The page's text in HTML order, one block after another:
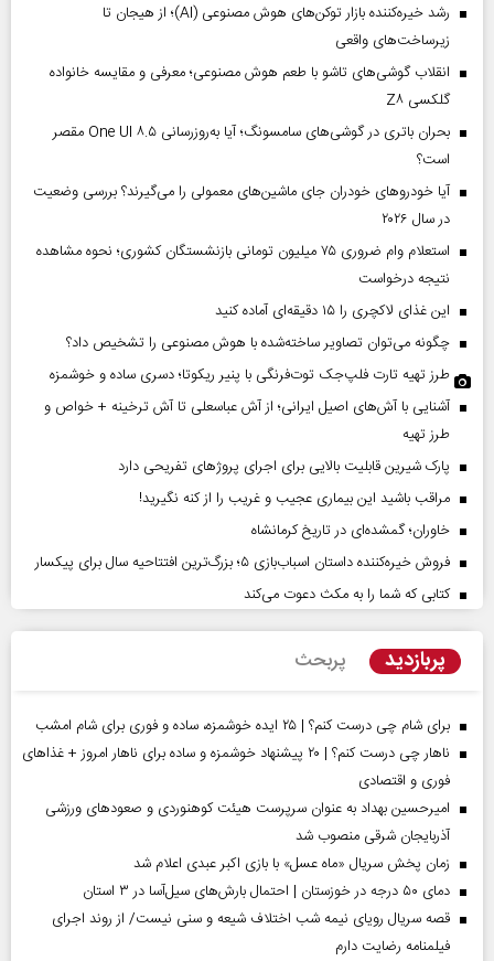
رشد خیره‌کننده بازار توکن‌های هوش مصنوعی (AI)؛ از هیجان تا
زیرساخت‌های واقعی
انقلاب گوشی‌های تاشو‌ با طعم هوش مصنوعی؛ معرفی و مقایسه خانواده
گلکسی Z۸
بحران باتری در گوشی‌های سامسونگ؛ آیا به‌روزرسانی One UI ۸.۵ مقصر
است؟
آیا خودروهای خودران جای ماشین‌های معمولی را می‌گیرند؟ بررسی وضعیت
در سال ۲۰۲۶
استعلام وام ضروری ۷۵ میلیون تومانی بازنشستگان کشوری؛ نحوه مشاهده
نتیجه درخواست
این غذای لاکچری را ۱۵ دقیقه‌ای آماده کنید
چگونه می‌توان تصاویر ساخته‌شده با هوش مصنوعی را تشخیص داد؟
طرز تهیه تارت فلپ‌جک توت‌فرنگی با پنیر ریکوتا؛ دسری ساده و خوشمزه
آشنایی با آش‌های اصیل ایرانی؛ از آش عباسعلی تا آش ترخینه + خواص و
طرز تهیه
پارک شیرین قابلیت‌ بالایی برای اجرای پروژهای تفریحی دارد
مراقب باشید این بیماری عجیب و غریب را از کنه نگیرید!
خاوران؛ گمشده‌ای در تاریخ کرمانشاه
فروش خیره‌کننده داستان اسباب‌بازی ۵؛ بزرگ‌ترین افتتاحیه سال برای پیکسار
کتابی که شما را به مکث دعوت می‌کند
پربازدید پربحث
برای شام چی درست کنم؟ | ۲۵ ایده خوشمزه، ساده و فوری برای شام امشب
ناهار چی درست کنم؟ | ۲۰ پیشنهاد خوشمزه و ساده برای ناهار امروز + غذاهای
فوری و اقتصادی
امیرحسین بهداد به عنوان سرپرست هیئت کوهنوردی و صعودهای ورزشی
آذربایجان شرقی منصوب شد
زمان پخش سریال «ماه عسل» با بازی اکبر عبدی اعلام شد
دمای ۵۰ درجه در خوزستان | احتمال بارش‌های سیل‌آسا در ۳ استان
قصه سریال رویای نیمه شب اختلاف شیعه و سنی نیست/ از روند اجرای
فیلمنامه رضایت دارم